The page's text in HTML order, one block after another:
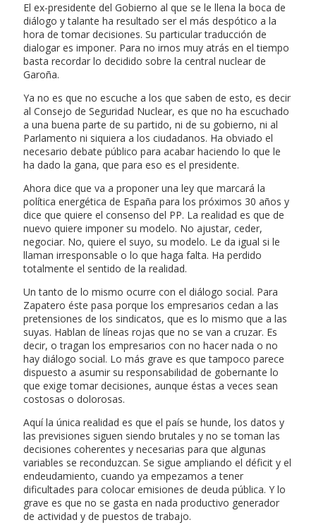
El ex-presidente del Gobierno al que se le llena la boca de
diálogo y talante ha resultado ser el más despótico a la
hora de tomar decisiones. Su particular traducción de
dialogar es imponer. Para no irnos muy atrás en el tiempo
basta recordar lo decidido sobre la central nuclear de
Garoña.
Ya no es que no escuche a los que saben de esto, es decir
al Consejo de Seguridad Nuclear, es que no ha escuchado
a una buena parte de su partido, ni de su gobierno, ni al
Parlamento ni siquiera a los ciudadanos. Ha obviado el
necesario debate público para acabar haciendo lo que le
ha dado la gana, que para eso es el presidente.
Ahora dice que va a proponer una ley que marcará la
política energética de España para los próximos 30 años y
dice que quiere el consenso del PP. La realidad es que de
nuevo quiere imponer su modelo. No ajustar, ceder,
negociar. No, quiere el suyo, su modelo. Le da igual si le
llaman irresponsable o lo que haga falta. Ha perdido
totalmente el sentido de la realidad.
Un tanto de lo mismo ocurre con el diálogo social. Para
Zapatero éste pasa porque los empresarios cedan a las
pretensiones de los sindicatos, que es lo mismo que a las
suyas. Hablan de líneas rojas que no se van a cruzar. Es
decir, o tragan los empresarios con no hacer nada o no
hay diálogo social. Lo más grave es que tampoco parece
dispuesto a asumir su responsabilidad de gobernante lo
que exige tomar decisiones, aunque éstas a veces sean
costosas o dolorosas.
Aquí la única realidad es que el país se hunde, los datos y
las previsiones siguen siendo brutales y no se toman las
decisiones coherentes y necesarias para que algunas
variables se reconduzcan. Se sigue ampliando el déficit y el
endeudamiento, cuando ya empezamos a tener
dificultades para colocar emisiones de deuda pública. Y lo
grave es que no se gasta en nada productivo generador
de actividad y de puestos de trabajo.